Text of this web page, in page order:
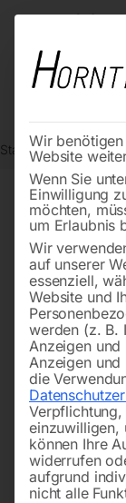
Start
Wir
Website
Wenn Sie
Einwilligung
möchten,
um Erlaubnis
Wir
auf unserer
essenziell,
Website und
werden (z. B.
Anzeigen
Anzeigen und
die
einzuwilligen,
können Ihre
widerrufen
aufgrund
nicht alle